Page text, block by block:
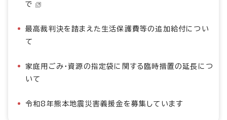
で
最高裁判決を踏まえた生活保護費等の追加給付につい
て
家庭用ごみ・資源の指定袋に関する臨時措置の延長につ
いて
令和8年熊本地震災害義援金を募集しています